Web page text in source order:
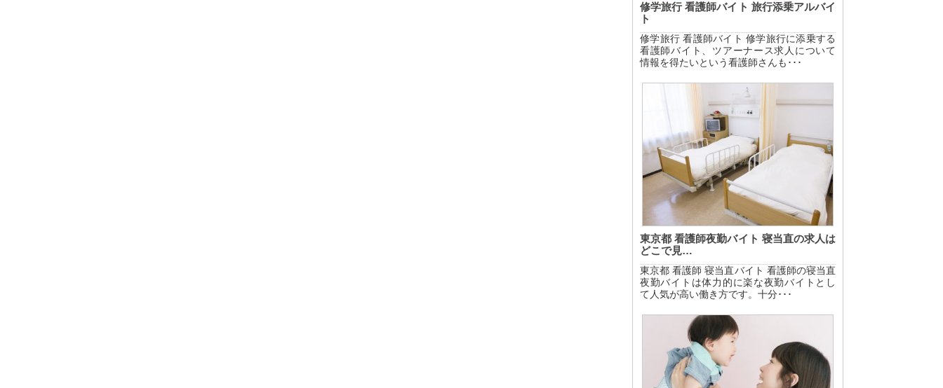
修学旅行 看護師バイト 旅行添乗アルバイ
ト
修学旅行 看護師バイト 修学旅行に添乗する
看護師バイト、ツアーナース求人について
情報を得たいという看護師さんも･･･
東京都 看護師夜勤バイト 寝当直の求人は
どこで見…
東京都 看護師 寝当直バイト 看護師の寝当直
夜勤バイトは体力的に楽な夜勤バイトとし
て人気が高い働き方です。十分･･･